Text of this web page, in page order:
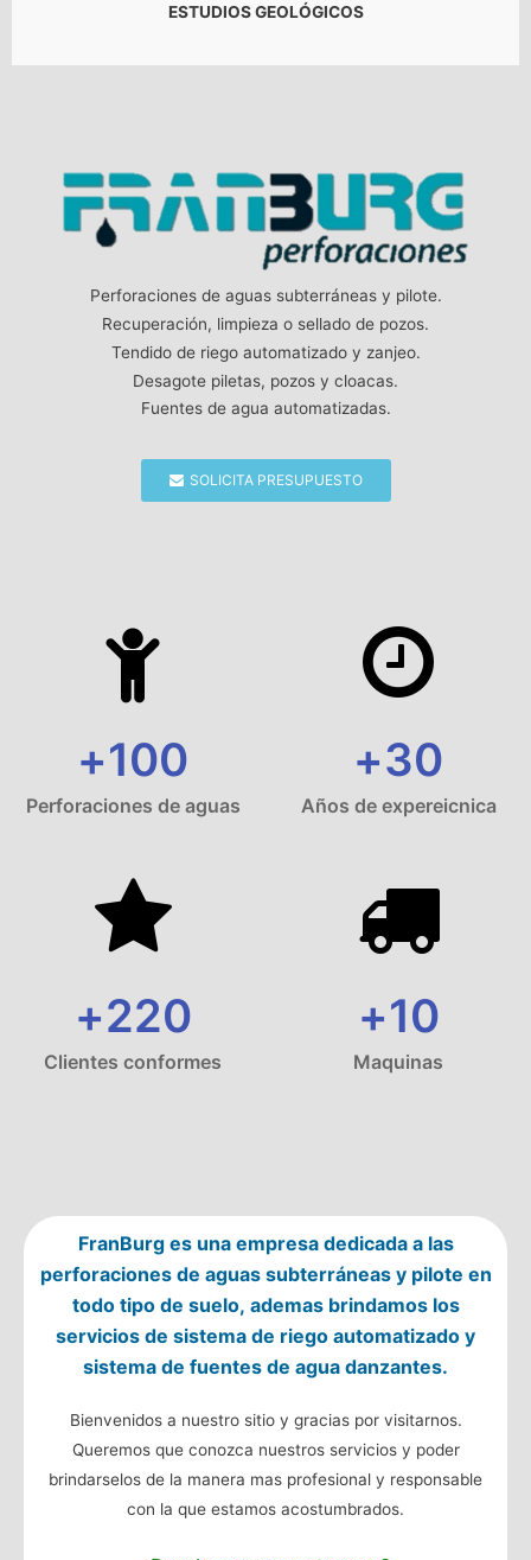
ESTUDIOS GEOLÓGICOS
Perforaciones de aguas subterráneas y pilote.
Recuperación, limpieza o sellado de pozos.
Tendido de riego automatizado y zanjeo.
Desagote piletas, pozos y cloacas.
Fuentes de agua automatizadas.
SOLICITA PRESUPUESTO
+100
Perforaciones de aguas
+30
Años de expereicnica
+220
Clientes conformes
+10
Maquinas
FranBurg es una empresa dedicada a las
perforaciones de aguas subterráneas y pilote en
todo tipo de suelo, ademas brindamos los
servicios de sistema de riego automatizado y
sistema de fuentes de agua danzantes.
Bienvenidos a nuestro sitio y gracias por visitarnos.
Queremos que conozca nuestros servicios y poder
brindarselos de la manera mas profesional y responsable
con la que estamos acostumbrados.